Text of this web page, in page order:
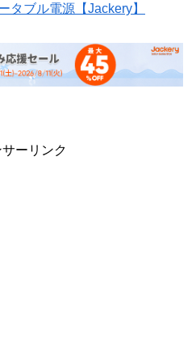
タブル電源【Jackery】
ーリンク